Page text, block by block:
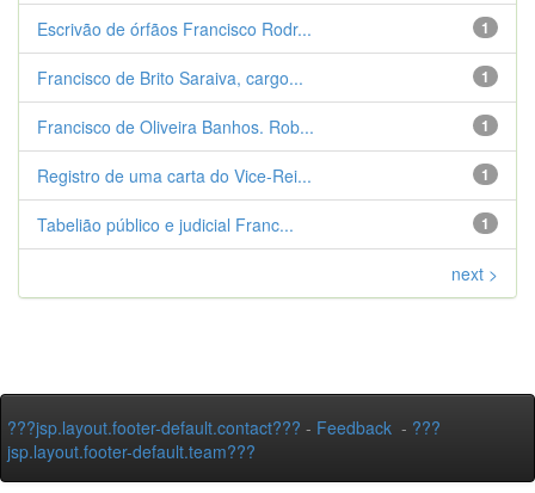
1
Escrivão de órfãos Francisco Rodr...
1
Francisco de Brito Saraiva, cargo...
1
Francisco de Oliveira Banhos. Rob...
1
Registro de uma carta do Vice-Rei...
1
Tabelião público e judicial Franc...
next >
???jsp.layout.footer-default.contact??? - Feedback - ???
jsp.layout.footer-default.team???